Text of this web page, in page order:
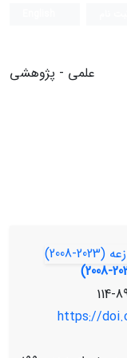
علمی - پژوهشی
89-
https://